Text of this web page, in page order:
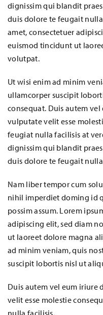
dignissim qui blandit
duis dolore te feugait
amet, consectetuer
euismod tincidunt ut
volutpat.
Ut wisi enim ad minim
ullamcorper suscipit
consequat. Duis autem
vulputate velit esse
feugiat nulla facilisis at
dignissim qui blandit
duis dolore te feugait
Nam liber tempor cum
nihil imperdiet doming id
possim assum. Lorem
adipiscing elit, sed diam
ut laoreet dolore magna
ad minim veniam, quis
suscipit lobortis nisl ut
Duis autem vel eum
velit esse molestie
nulla facilisis.